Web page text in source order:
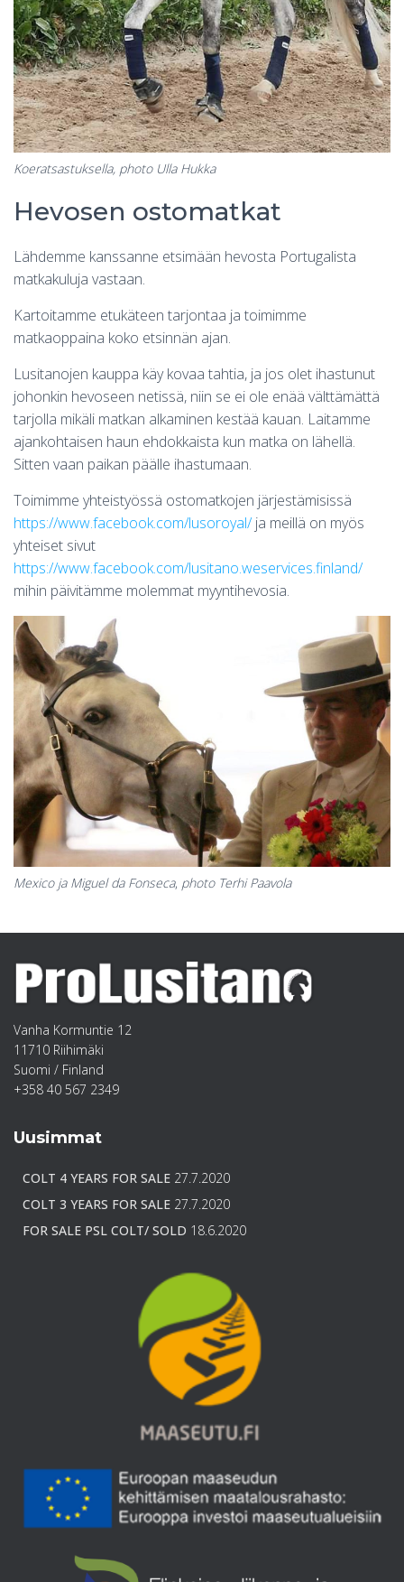
Koeratsastuksella, photo Ulla Hukka
Hevosen ostomatkat
Lähdemme kanssanne etsimään hevosta Portugalista
matkakuluja vastaan.
Kartoitamme etukäteen tarjontaa ja toimimme
matkaoppaina koko etsinnän ajan.
Lusitanojen kauppa käy kovaa tahtia, ja jos olet ihastunut
johonkin hevoseen netissä, niin se ei ole enää välttämättä
tarjolla mikäli matkan alkaminen kestää kauan. Laitamme
ajankohtaisen haun ehdokkaista kun matka on lähellä.
Sitten vaan paikan päälle ihastumaan.
Toimimme yhteistyössä ostomatkojen järjestämisissä
https://www.facebook.com/lusoroyal/ja meillä on myös
yhteiset sivut
https://www.facebook.com/lusitano.weservices.finland/
mihin päivitämme molemmat myyntihevosia.
Mexico ja Miguel da Fonseca, photo Terhi Paavola
Vanha Kormuntie 12
11710 Riihimäki
Suomi / Finland
+358 40 567 2349‬
Uusimmat
COLT 4 YEARS FOR SALE 27.7.2020
COLT 3 YEARS FOR SALE 27.7.2020
FOR SALE PSL COLT/ SOLD 18.6.2020